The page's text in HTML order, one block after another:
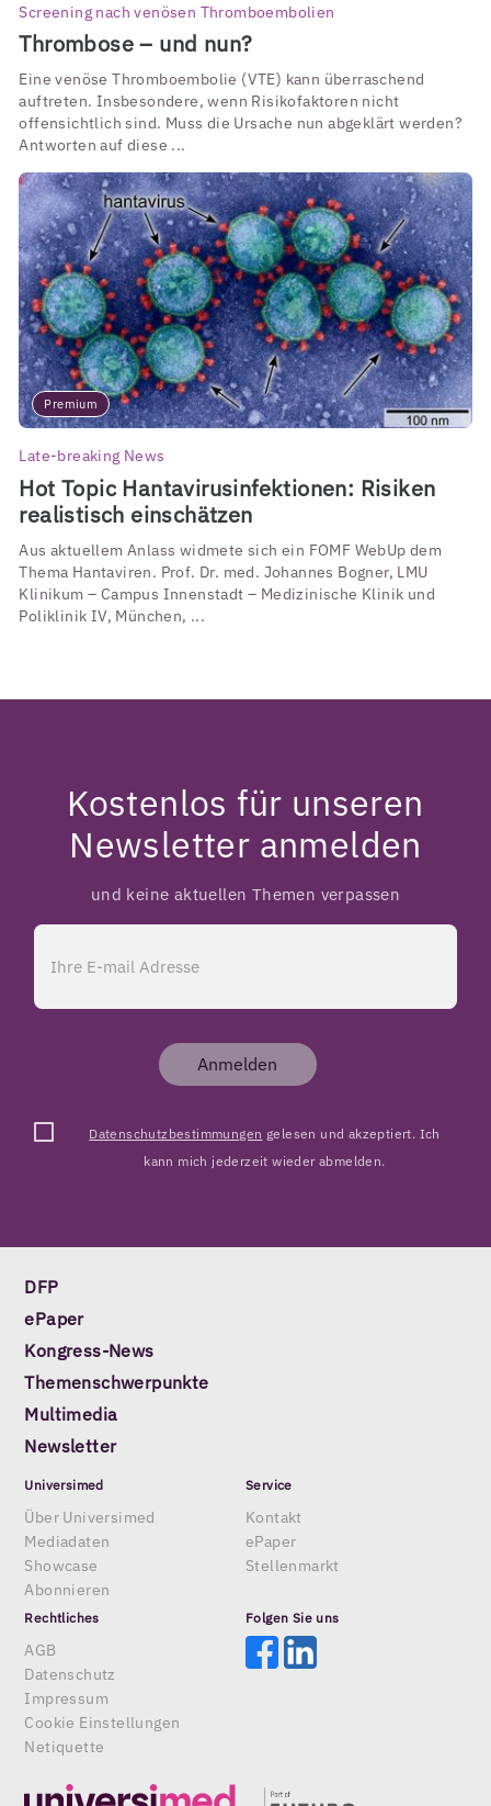
Screening nach venösen Thromboembolien
Thrombose – und nun?
Eine venöse Thromboembolie (VTE) kann überraschend
auftreten. Insbesondere, wenn Risikofaktoren nicht
offensichtlich sind. Muss die Ursache nun abgeklärt werden?
Antworten auf diese ...
Premium
Late-breaking News
Hot Topic Hantavirusinfektionen: Risiken
realistisch einschätzen
Aus aktuellem Anlass widmete sich ein FOMF WebUp dem
Thema Hantaviren. Prof. Dr. med. Johannes Bogner, LMU
Klinikum – Campus Innenstadt – Medizinische Klinik und
Poliklinik IV, München, ...
Kostenlos für unseren
Newsletter anmelden
und keine aktuellen Themen verpassen
Anmelden
Datenschutzbestimmungen gelesen und akzeptiert. Ich
kann mich jederzeit wieder abmelden.
DFP
ePaper
Kongress-News
Themenschwerpunkte
Multimedia
Newsletter
Universimed
Über Universimed
Mediadaten
Showcase
Abonnieren
Service
Kontakt
ePaper
Stellenmarkt
Rechtliches
AGB
Datenschutz
Impressum
Cookie Einstellungen
Netiquette
Folgen Sie uns